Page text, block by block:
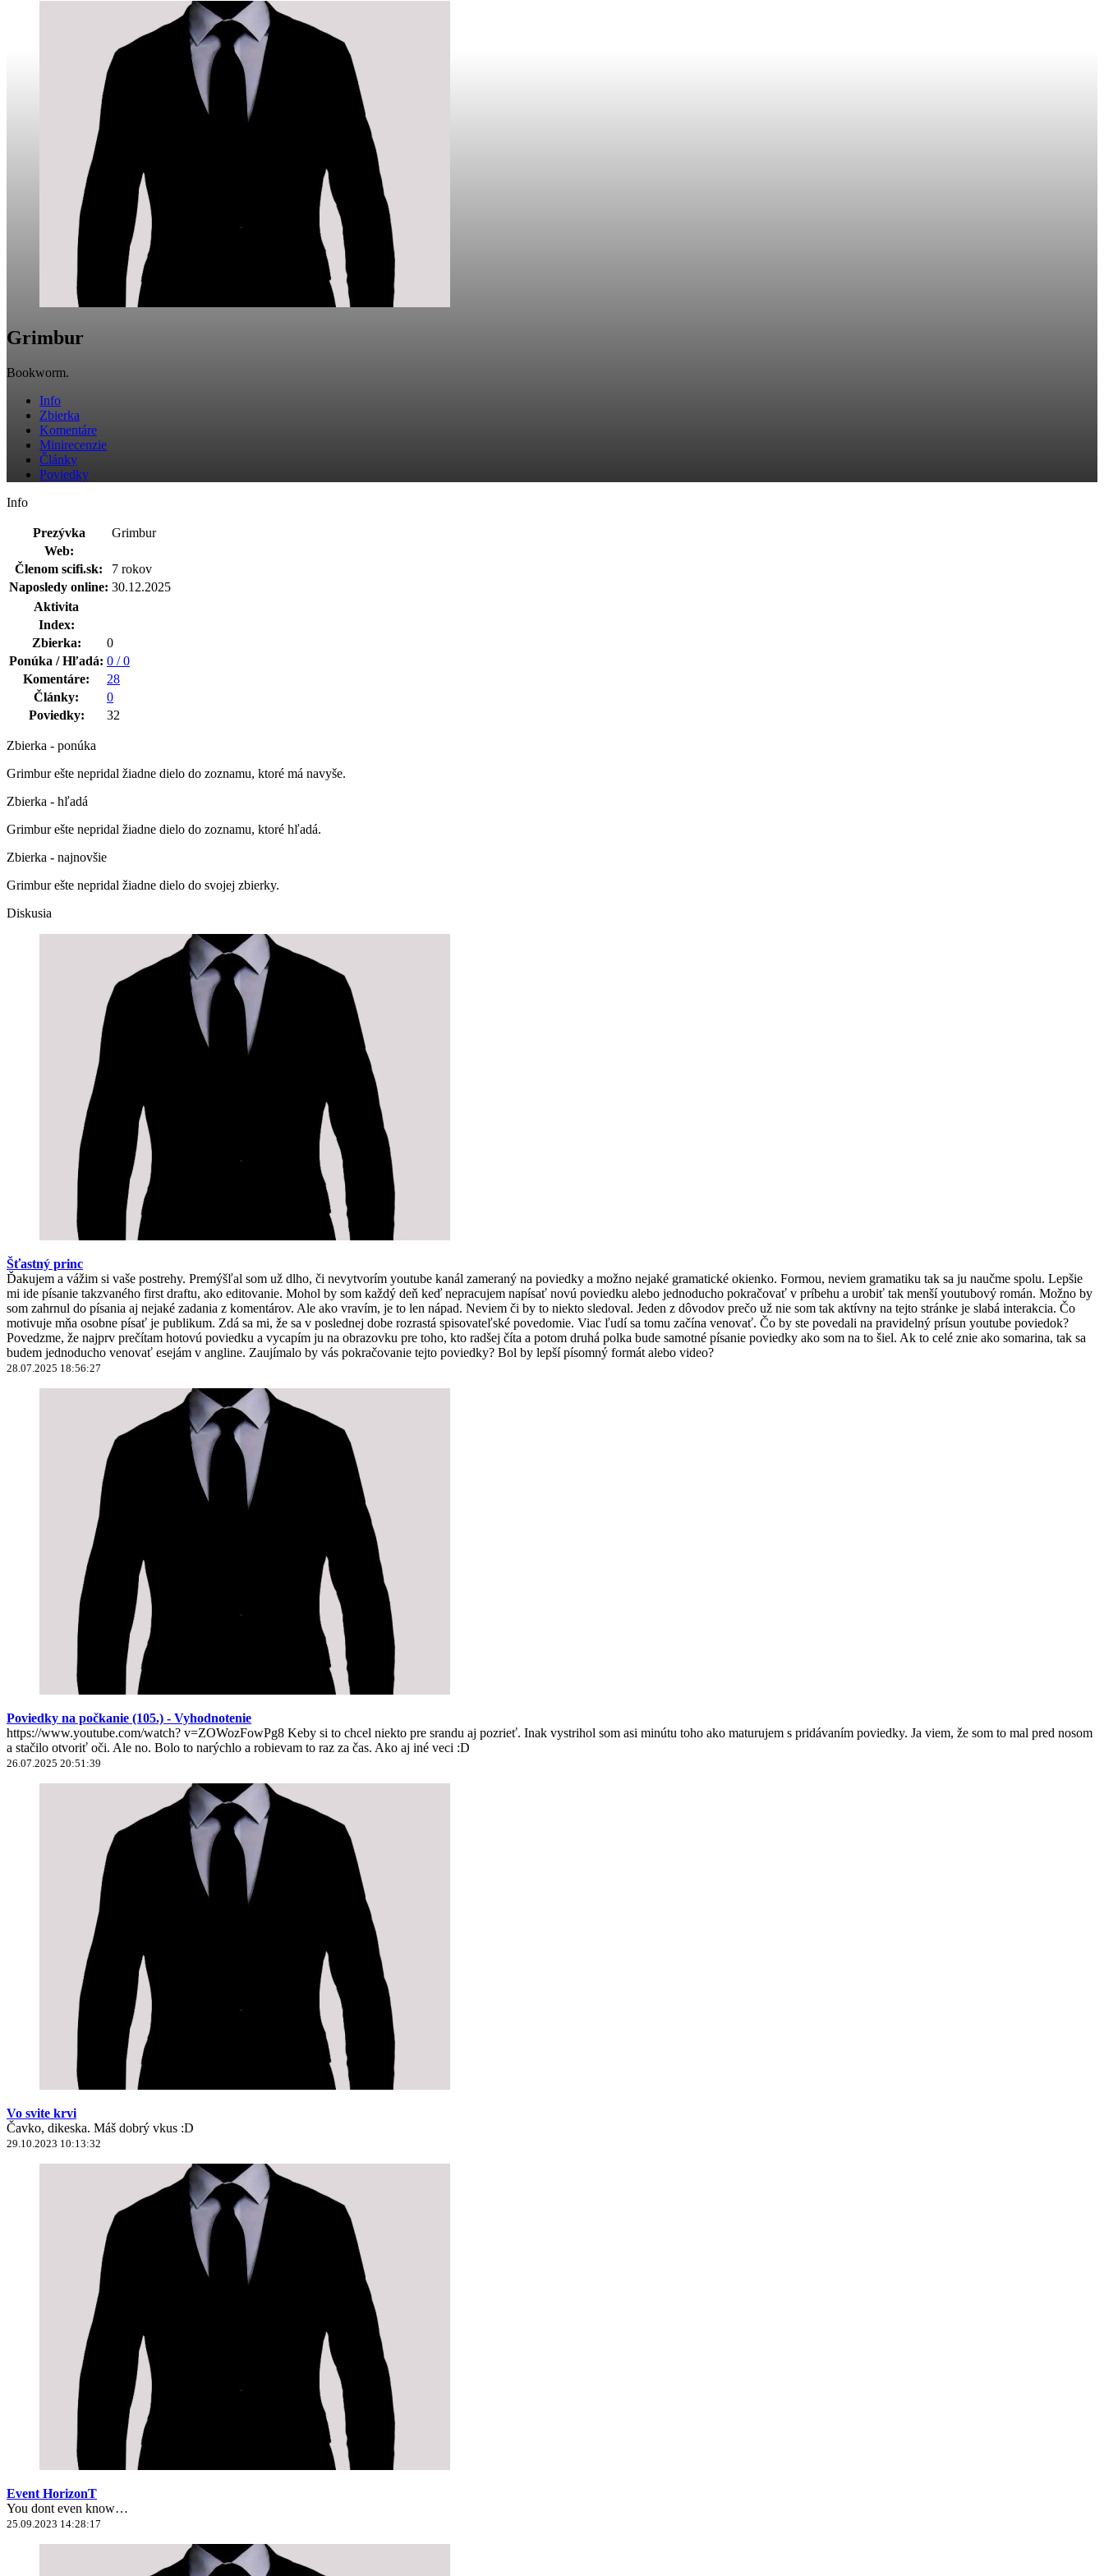
Grimbur
Bookworm.
Info
Zbierka
Komentáre
Minirecenzie
Články
Poviedky
Info
Prezývka
Grimbur
Web:
Členom scifi.sk:
7 rokov
Naposledy online: 30.12.2025
Aktivita
Index:
Zbierka:
0
Ponúka / Hľadá: 0 / 0
Komentáre:
28
Články:
0
Poviedky:
32
Zbierka - ponúka
Grimbur ešte nepridal žiadne dielo do zoznamu, ktoré má navyše.
Zbierka - hľadá
Grimbur ešte nepridal žiadne dielo do zoznamu, ktoré hľadá.
Zbierka - najnovšie
Grimbur ešte nepridal žiadne dielo do svojej zbierky.
Diskusia
Šťastný princ
Ďakujem a vážim si vaše postrehy. Premýšľal som už dlho, či nevytvorím youtube kanál zameraný na poviedky a možno nejaké gramatické okienko. Formou, neviem gramatiku tak sa ju naučme spolu. Lepšie
mi ide písanie takzvaného first draftu, ako editovanie. Mohol by som každý deň keď nepracujem napísať novú poviedku alebo jednoducho pokračovať v príbehu a urobiť tak menší youtubový román. Možno by
som zahrnul do písania aj nejaké zadania z komentárov. Ale ako vravím, je to len nápad. Neviem či by to niekto sledoval. Jeden z dôvodov prečo už nie som tak aktívny na tejto stránke je slabá interakcia. Čo
motivuje mňa osobne písať je publikum. Zdá sa mi, že sa v poslednej dobe rozrastá spisovateľské povedomie. Viac ľudí sa tomu začína venovať. Čo by ste povedali na pravidelný prísun youtube poviedok?
Povedzme, že najprv prečítam hotovú poviedku a vycapím ju na obrazovku pre toho, kto radšej číta a potom druhá polka bude samotné písanie poviedky ako som na to šiel. Ak to celé znie ako somarina, tak sa
budem jednoducho venovať esejám v angline. Zaujímalo by vás pokračovanie tejto poviedky? Bol by lepší písomný formát alebo video?
28.07.2025 18:56:27
Poviedky na počkanie (105.) - Vyhodnotenie
https://www.youtube.com/watch? v=ZOWozFowPg8 Keby si to chcel niekto pre srandu aj pozrieť. Inak vystrihol som asi minútu toho ako maturujem s pridávaním poviedky. Ja viem, že som to mal pred nosom
a stačilo otvoriť oči. Ale no. Bolo to narýchlo a robievam to raz za čas. Ako aj iné veci :D
26.07.2025 20:51:39
Vo svite krvi
Čavko, dikeska. Máš dobrý vkus :D
29.10.2023 10:13:32
Event HorizonT
You dont even know…
25.09.2023 14:28:17